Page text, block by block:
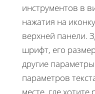
инструментов в
нажатия на
верхней панели.
шрифт, его
другие
параметров
месте, где хотите